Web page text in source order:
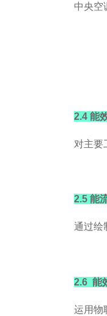
中央空
2.4 能
对主要
2.5 能
通过绘
2.6 能
运用物